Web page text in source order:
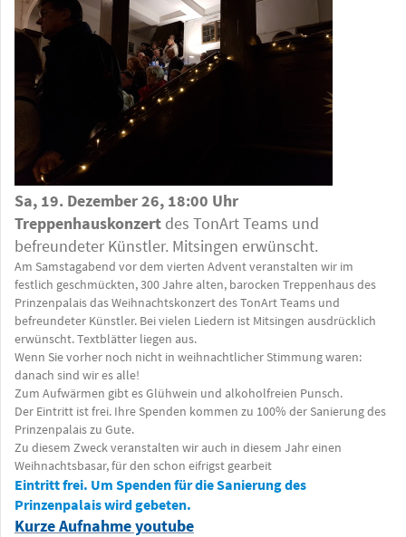
Sa, 19. Dezember 26, 18:00 Uhr
Treppenhauskonzert des TonArt Teams und
befreundeter Künstler. Mitsingen erwünscht.
Am Samstagabend vor dem vierten Advent veranstalten wir im
festlich geschmückten, 300 Jahre alten, barocken Treppenhaus des
Prinzenpalais das Weihnachtskonzert des TonArt Teams und
befreundeter Künstler. Bei vielen Liedern ist Mitsingen ausdrücklich
erwünscht. Textblätter liegen aus.
Wenn Sie vorher noch nicht in weihnachtlicher Stimmung waren:
danach sind wir es alle!
Zum Aufwärmen gibt es Glühwein und alkoholfreien Punsch.
Der Eintritt ist frei. Ihre Spenden kommen zu 100% der Sanierung des
Prinzenpalais zu Gute.
Zu diesem Zweck veranstalten wir auch in diesem Jahr einen
Weihnachtsbasar, für den schon eifrigst gearbeit
Eintritt frei. Um Spenden für die Sanierung des
Prinzenpalais wird gebeten.
Kurze Aufnahme youtube